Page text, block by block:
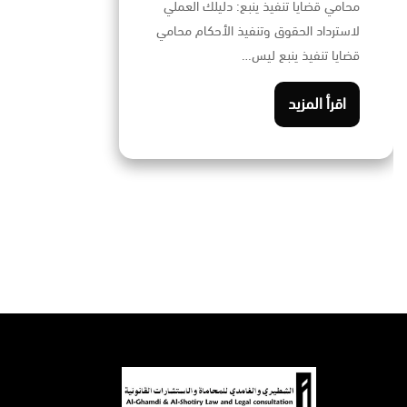
محامي قضايا تنفيذ ينبع: دليلك العملي
لاسترداد الحقوق وتنفيذ الأحكام محامي
قضايا تنفيذ ينبع ليس…
اقرأ المزيد